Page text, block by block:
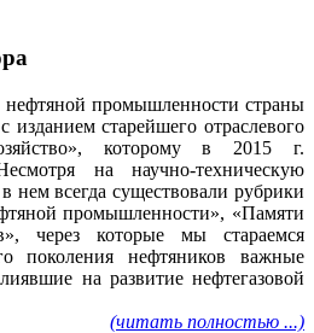
промышленности страны
изданием старейшего отраслевого
которому в 2015 г.
на научно-техническую
нем всегда существовали рубрики
промышленности», «Памяти
через которые мы стараемся
поколения нефтяников важные
на развитие нефтегазовой
(читать полностью ...)